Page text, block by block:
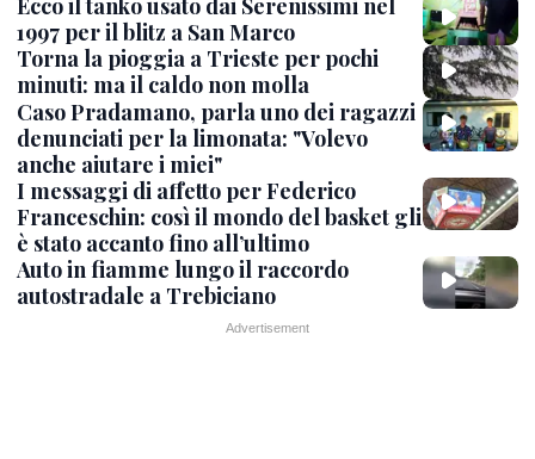
Ecco il tanko usato dai Serenissimi nel
1997 per il blitz a San Marco
Torna la pioggia a Trieste per pochi
minuti: ma il caldo non molla
Caso Pradamano, parla uno dei ragazzi
denunciati per la limonata: "Volevo
anche aiutare i miei"
I messaggi di affetto per Federico
Franceschin: così il mondo del basket gli
è stato accanto fino all’ultimo
Auto in fiamme lungo il raccordo
autostradale a Trebiciano